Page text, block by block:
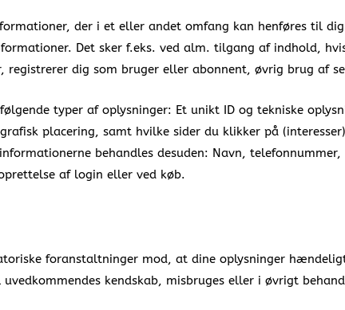
der i et eller andet omfang kan henføres til
Det sker f.eks. ved alm. tilgang af indhold,
registrerer dig som bruger eller abonnent, øvrig brug af
typer af oplysninger: Et unikt ID og tekniske
placering, samt hvilke sider du klikker på
behandles desuden: Navn,
af login eller ved køb.
foranstaltninger mod, at dine oplysninger
kendskab, misbruges eller i øvrigt